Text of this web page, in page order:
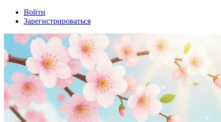
Войти
Зарегистрироваться